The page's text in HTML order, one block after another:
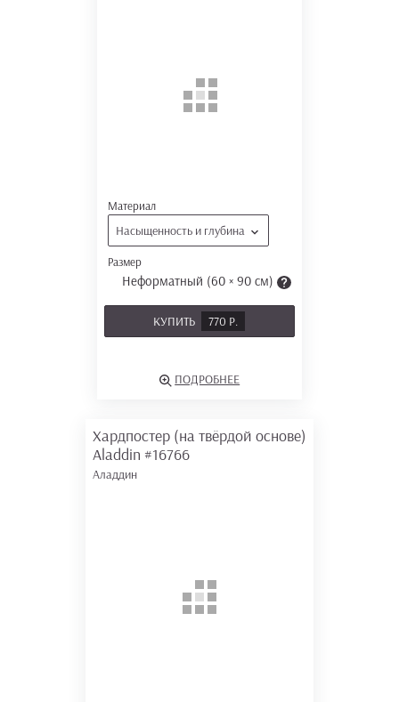
Материал
Насыщенность и глубина
Размер
Неформатный (60 × 90 см)
КУПИТЬ 770 Р.
ПОДРОБНЕЕ
Хардпостер (на твёрдой основе)
Aladdin #16766
Аладдин